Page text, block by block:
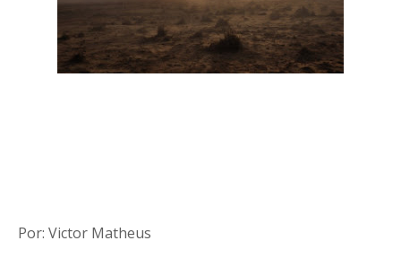
Por: Victor Matheus